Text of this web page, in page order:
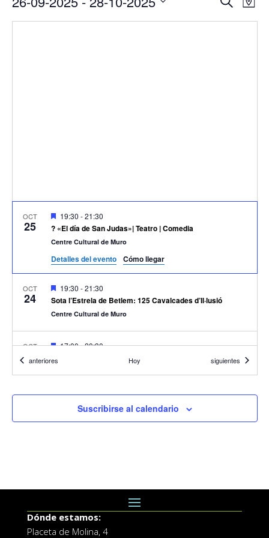
de de
Mapa
Seleccionar
OCT
25 ? «El día de San Judas»| Teatro | Comedia
Destacado
19:30 -21:30
Centre Cultural de Muro
Detalles del evento Cómo llegar
OCT
24 Sota l’Estrela de Betlem: 125 Cavalcades d’Il·lusió
Destacado
19:30 -21:30
Centre Cultural de Muro
OCT
20 Donación de sangre 20/oct
Destacado
17:00-20:30
Concierto 9 d’Octubre
19:00- 21:00
Eventos
anteriores Hoy Eventos
siguientes
Suscribirse al calendario
Dónde estamos:
Placeta de Molina, 4